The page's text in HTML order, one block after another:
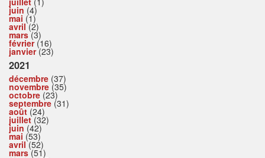
juin (4)
mai (1)
avril(2)
mars(3)
février(16)
janvier(23)
2021
décembre (37)
novembre (35)
octobre (23)
septembre (31)
août (24)
juillet(32)
juin (42)
mai (53)
avril(52)
mars(51)